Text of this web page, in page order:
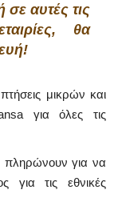
αυτές τις
θα
πτήσεις μικρών και
για όλες τις
πληρώνουν για να
για τις εθνικές